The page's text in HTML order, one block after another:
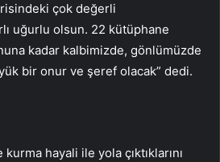
çok değerli
uğurlu olsun. 22 kütüphane
kadar kalbimizde, gönlümüzde
bir onur ve şeref olacak” dedi.
hayali ile yola çıktıklarını